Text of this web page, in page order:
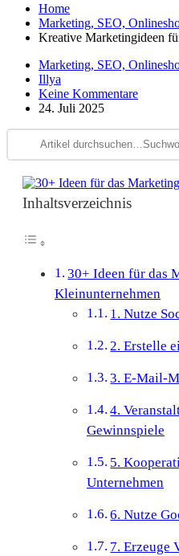
Home
Marketing, SEO,
Kreative Marketingideen
Marketing, SEO,
Illya
Keine Kommentare
24. Juli 2025
Inhaltsverzeichnis
30+ Ideen für das
Kleinunternehmen
1. Nutze
2. Erstelle
3. E-Mail-
4.
Gewinnspiele
5.
Unternehmen
6. Nutze
7. Erzeuge